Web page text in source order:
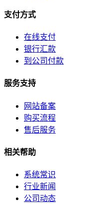
支付方式
在线支付
银行汇款
到公司付款
服务支持
网站备案
购买流程
售后服务
相关帮助
系统常识
行业新闻
公司动态